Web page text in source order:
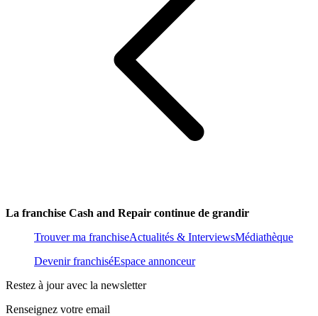
La franchise Cash and Repair continue de grandir
Trouver ma franchiseActualités & InterviewsMédiathèque
Devenir franchiséEspace annonceur
Restez à jour avec la newsletter
Renseignez votre email